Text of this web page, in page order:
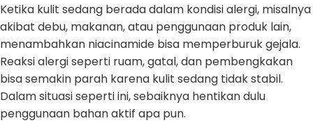
Ketika kulit sedang berada dalam kondisi alergi, misalnya
akibat debu, makanan, atau penggunaan produk lain,
menambahkan niacinamide bisa memperburuk gejala.
Reaksi alergi seperti ruam, gatal, dan pembengkakan
bisa semakin parah karena kulit sedang tidak stabil.
Dalam situasi seperti ini, sebaiknya hentikan dulu
penggunaan bahan aktif apa pun.